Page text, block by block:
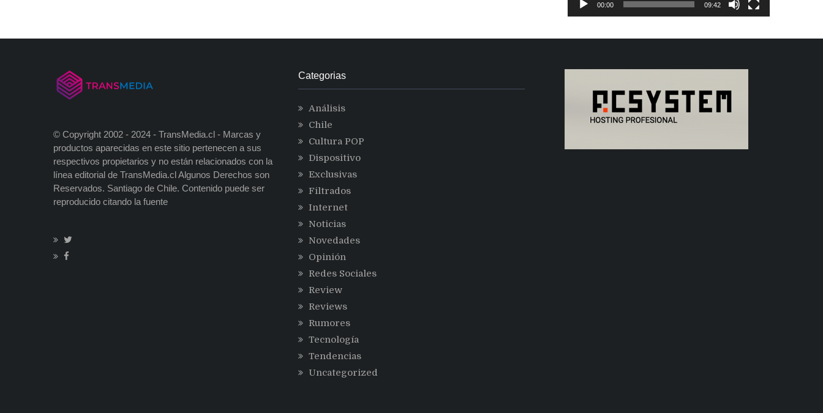
00:00 09:42
© Copyright 2002 - 2024 - TransMedia.cl - Marcas y
productos aparecidas en este sitio pertenecen a sus
respectivos propietarios y no están relacionados con la
línea editorial de TransMedia.cl Algunos Derechos son
Reservados. Santiago de Chile. Contenido puede ser
reproducido citando la fuente
Categorias
Análisis
Chile
Cultura POP
Dispositivo
Exclusivas
Filtrados
Internet
Noticias
Novedades
Opinión
Redes Sociales
Review
Reviews
Rumores
Tecnología
Tendencias
Uncategorized